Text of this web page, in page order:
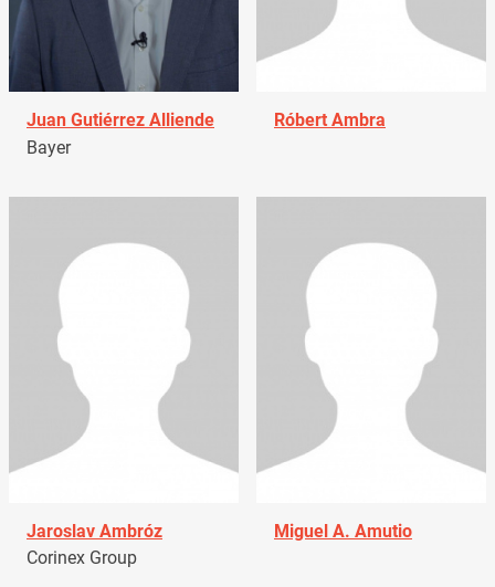
Juan Gutiérrez Alliende
Bayer
Róbert Ambra
Jaroslav Ambróz
Corinex Group
Miguel A. Amutio